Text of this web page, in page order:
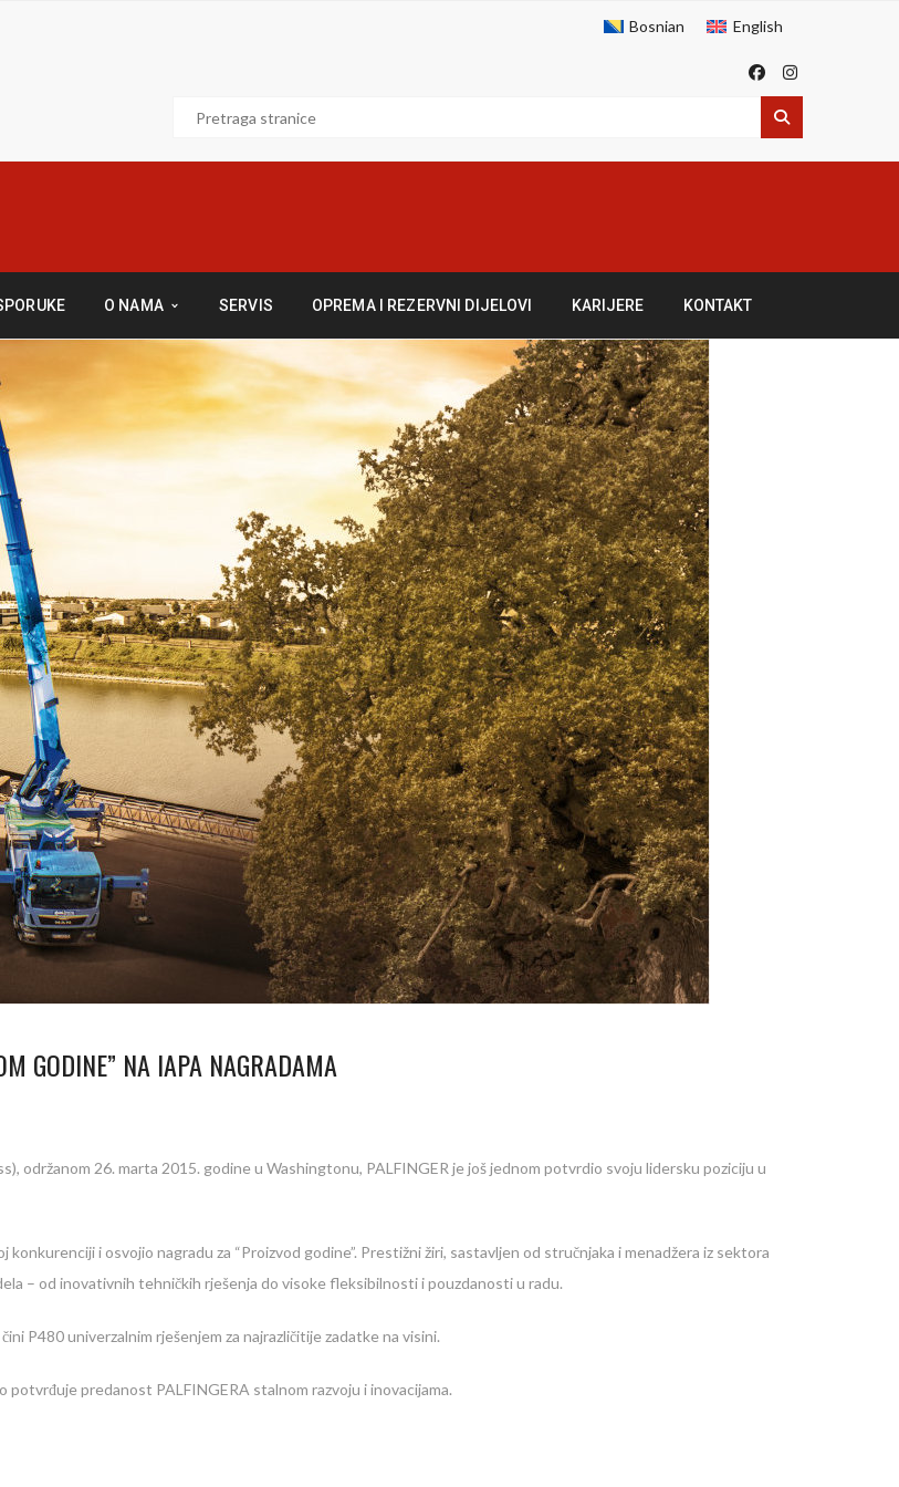
Bosnian English
O NAMA SERVIS OPREMA I REZERVNI DIJELOVI KARIJERE KONTAKT
GODINE” NA IAPA NAGRADAMA
održanom 26. marta 2015. godine u Washingtonu, PALFINGER je još jednom potvrdio svoju lidersku poziciju u
i osvojio nagradu za “Proizvod godine”. Prestižni žiri, sastavljen od stručnjaka i menadžera iz sektora
– od inovativnih tehničkih rješenja do visoke fleksibilnosti i pouzdanosti u radu.
P480 univerzalnim rješenjem za najrazličitije zadatke na visini.
predanost PALFINGERA stalnom razvoju i inovacijama.